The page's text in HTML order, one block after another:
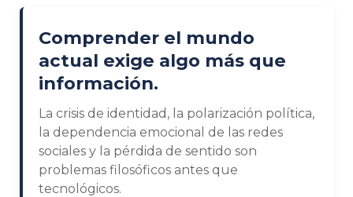
Comprender el mundo
actual exige algo más que
información.
La crisis de identidad, la polarización política,
la dependencia emocional de las redes
sociales y la pérdida de sentido son
problemas filosóficos antes que
tecnológicos.